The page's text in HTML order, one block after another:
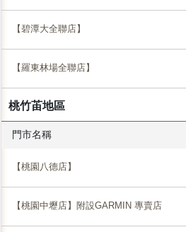
【碧潭大全聯店】
【羅東林場全聯店】
桃竹苖地區
門市名稱
【桃園八德店】
【桃園中壢店】附設GARMIN 專賣店